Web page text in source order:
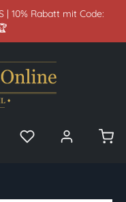
| 10% Rabatt mit Code: